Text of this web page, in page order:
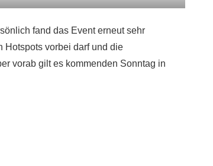
fand das Event erneut sehr
Hotspots vorbei darf und die
vorab gilt es kommenden Sonntag in